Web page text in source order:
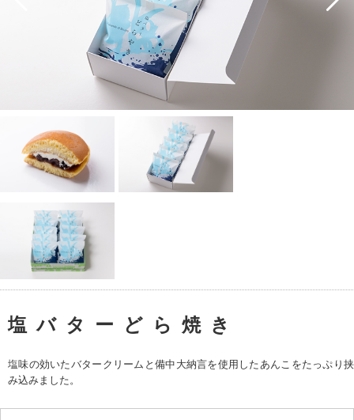
塩バターどら焼き
塩味の効いたバタークリームと備中大納言を使用したあんこをたっぷり挟
み込みました。